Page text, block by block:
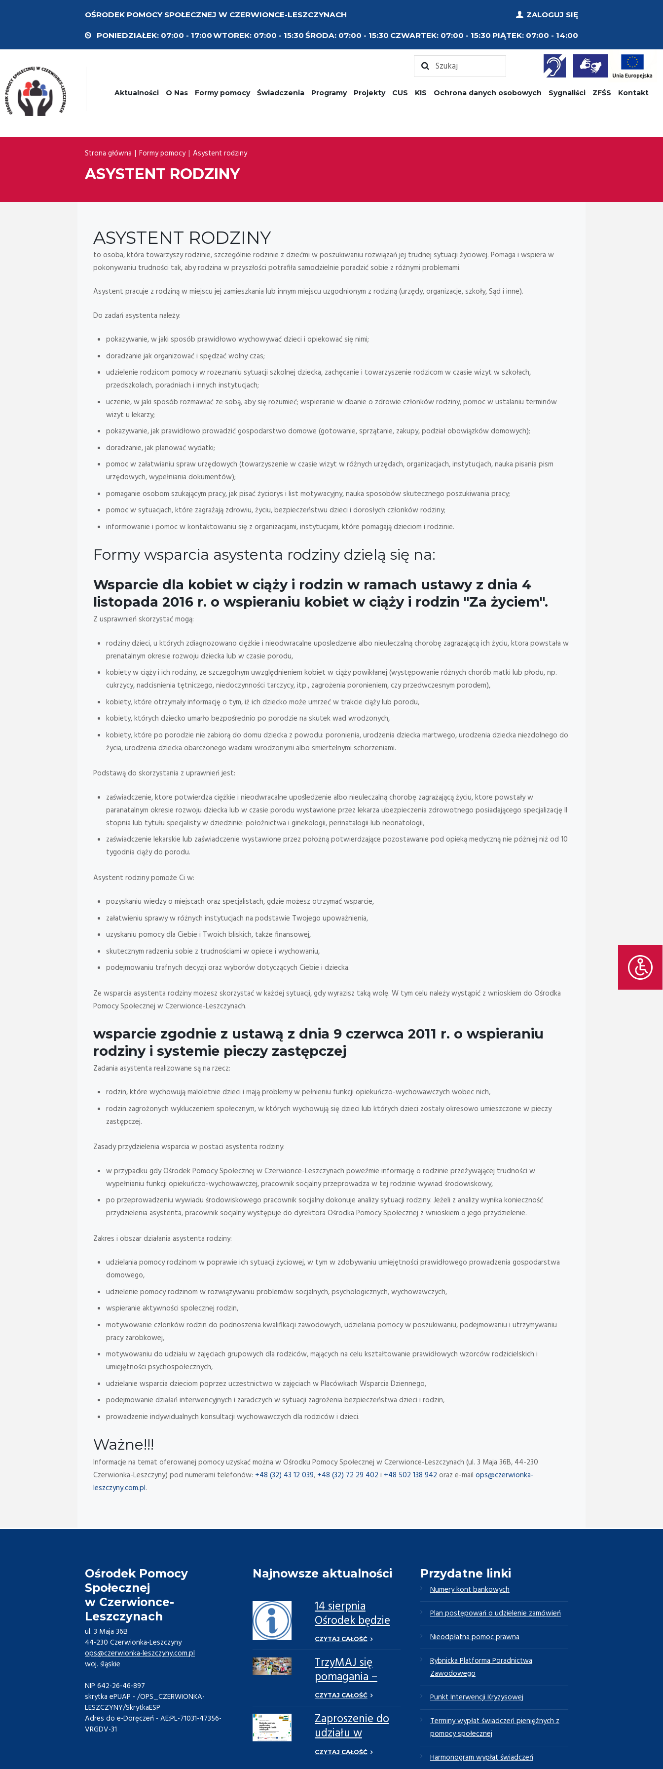
OŚRODEK POMOCY SPOŁECZNEJ W CZERWIONCE-LESZCZYNACH ZALOGUJ SIĘ
PONIEDZIAŁEK: 07:00 - 17:00WTOREK: 07:00 - 15:30 ŚRODA: 07:00 - 15:30 CZWARTEK: 07:00 - 15:30 PIĄTEK: 07:00 - 14:00
Aktualności O Nas Formy pomocy Świadczenia Programy Projekty CUS KIS Ochrona danych osobowych Sygnaliści ZFŚS Kontakt
Strona główna Formy pomocy Asystent rodziny
ASYSTENT RODZINY
ASYSTENT RODZINY
to osoba, która towarzyszy rodzinie, szczególnie rodzinie z dziećmi w poszukiwaniu rozwiązań jej trudnej sytuacji życiowej. Pomaga i wspiera w
pokonywaniu trudności tak, aby rodzina w przyszłości potrafiła samodzielnie poradzić sobie z różnymi problemami.
Asystent pracuje z rodziną w miejscu jej zamieszkania lub innym miejscu uzgodnionym z rodziną (urzędy, organizacje, szkoły, Sąd i inne).
Do zadań asystenta należy:
pokazywanie, w jaki sposób prawidłowo wychowywać dzieci i opiekować się nimi;
doradzanie jak organizować i spędzać wolny czas;
udzielenie rodzicom pomocy w rozeznaniu sytuacji szkolnej dziecka, zachęcanie i towarzyszenie rodzicom w czasie wizyt w szkołach,
przedszkolach, poradniach i innych instytucjach;
uczenie, w jaki sposób rozmawiać ze sobą, aby się rozumieć; wspieranie w dbanie o zdrowie członków rodziny, pomoc w ustalaniu terminów
wizyt u lekarzy;
pokazywanie, jak prawidłowo prowadzić gospodarstwo domowe (gotowanie, sprzątanie, zakupy, podział obowiązków domowych);
doradzanie, jak planować wydatki;
pomoc w załatwianiu spraw urzędowych (towarzyszenie w czasie wizyt w różnych urzędach, organizacjach, instytucjach, nauka pisania pism
urzędowych, wypełniania dokumentów);
pomaganie osobom szukającym pracy, jak pisać życiorys i list motywacyjny, nauka sposobów skutecznego poszukiwania pracy;
pomoc w sytuacjach, które zagrażają zdrowiu, życiu, bezpieczeństwu dzieci i dorosłych członków rodziny;
informowanie i pomoc w kontaktowaniu się z organizacjami, instytucjami, które pomagają dzieciom i rodzinie.
Formy wsparcia asystenta rodziny dzielą się na:
Wsparcie dla kobiet w ciąży i rodzin w ramach ustawy z dnia 4
listopada 2016 r. o wspieraniu kobiet w ciąży i rodzin "Za życiem".
Z usprawnień skorzystać mogą:
rodziny dzieci, u których zdiagnozowano ciężkie i nieodwracalne uposledzenie albo nieuleczalną chorobę zagrażającą ich życiu, ktora powstała w
prenatalnym okresie rozwoju dziecka lub w czasie porodu,
kobiety w ciąży i ich rodziny, ze szczegolnym uwzględnieniem kobiet w ciąży powikłanej (występowanie różnych chorób matki lub płodu, np.
cukrzycy, nadcisnienia tętniczego, niedoczynności tarczycy, itp., zagrożenia poronieniem, czy przedwczesnym porodem),
kobiety, które otrzymały informację o tym, iż ich dziecko może umrzeć w trakcie ciąży lub porodu,
kobiety, których dziecko umarło bezpośrednio po porodzie na skutek wad wrodzonych,
kobiety, które po porodzie nie zabiorą do domu dziecka z powodu: poronienia, urodzenia dziecka martwego, urodzenia dziecka niezdolnego do
życia, urodzenia dziecka obarczonego wadami wrodzonymi albo smiertelnymi schorzeniami.
Podstawą do skorzystania z uprawnień jest:
zaświadczenie, ktore potwierdza ciężkie i nieodwracalne upośledzenie albo nieuleczalną chorobę zagrażającą życiu, ktore powstały w
paranatalnym okresie rozwoju dziecka lub w czasie porodu wystawione przez lekarza ubezpieczenia zdrowotnego posiadającego specjalizację II
stopnia lub tytułu specjalisty w dziedzinie: położnictwa i ginekologii, perinatalogii lub neonatologii,
zaświadczenie lekarskie lub zaświadczenie wystawione przez położną potwierdzające pozostawanie pod opieką medyczną nie póżniej niż od 10
tygodnia ciąży do porodu.
Asystent rodziny pomoże Ci w:
pozyskaniu wiedzy o miejscach oraz specjalistach, gdzie możesz otrzymać wsparcie,
załatwieniu sprawy w różnych instytucjach na podstawie Twojego upoważnienia,
uzyskaniu pomocy dla Ciebie i Twoich bliskich, także finansowej,
skutecznym radzeniu sobie z trudnościami w opiece i wychowaniu,
podejmowaniu trafnych decyzji oraz wyborów dotyczących Ciebie i dziecka.
Ze wsparcia asystenta rodziny możesz skorzystać w każdej sytuacji, gdy wyrazisz taką wolę. W tym celu należy wystąpić z wnioskiem do Ośrodka
Pomocy Społecznej w Czerwionce-Leszczynach.
wsparcie zgodnie z ustawą z dnia 9 czerwca 2011 r. o wspieraniu
rodziny i systemie pieczy zastępczej
Zadania asystenta realizowane są na rzecz:
rodzin, które wychowują maloletnie dzieci i mają problemy w pełnieniu funkcji opiekuńczo-wychowawczych wobec nich,
rodzin zagrożonych wykluczeniem społecznym, w których wychowują się dzieci lub których dzieci zostały okresowo umieszczone w pieczy
zastępczej.
Zasady przydzielenia wsparcia w postaci asystenta rodziny:
w przypadku gdy Ośrodek Pomocy Społecznej w Czerwionce-Leszczynach poweźmie informację o rodzinie przeżywającej trudności w
wypełnianiu funkcji opiekuńczo-wychowawczej, pracownik socjalny przeprowadza w tej rodzinie wywiad środowiskowy,
po przeprowadzeniu wywiadu środowiskowego pracownik socjalny dokonuje analizy sytuacji rodziny. Jeżeli z analizy wynika konieczność
przydzielenia asystenta, pracownik socjalny występuje do dyrektora Ośrodka Pomocy Społecznej z wnioskiem o jego przydzielenie.
Zakres i obszar działania asystenta rodziny:
udzielania pomocy rodzinom w poprawie ich sytuacji życiowej, w tym w zdobywaniu umiejętności prawidłowego prowadzenia gospodarstwa
domowego,
udzielenie pomocy rodzinom w rozwiązywaniu problemów socjalnych, psychologicznych, wychowawczych,
wspieranie aktywności spolecznej rodzin,
motywowanie czlonków rodzin do podnoszenia kwalifikacji zawodowych, udzielania pomocy w poszukiwaniu, podejmowaniu i utrzymywaniu
pracy zarobkowej,
motywowaniu do udziału w zajęciach grupowych dla rodziców, mających na celu kształtowanie prawidłowych wzorców rodzicielskich i
umiejętności psychospołecznych,
udzielanie wsparcia dzieciom poprzez uczestnictwo w zajęciach w Placówkach Wsparcia Dziennego,
podejmowanie działań interwencyjnych i zaradczych w sytuacji zagrożenia bezpieczeństwa dzieci i rodzin,
prowadzenie indywidualnych konsultacji wychowawczych dla rodziców i dzieci.
Ważne!!!
Informacje na temat oferowanej pomocy uzyskać można w Ośrodku Pomocy Społecznej w Czerwionce-Leszczynach (ul. 3 Maja 36B, 44-230
Czerwionka-Leszczyny) pod numerami telefonów: +48 (32) 43 12 039, +48 (32) 72 29 402 i +48 502 138 942 oraz e-mail ops@czerwionka-
leszczyny.com.pl.
Ośrodek Pomocy
Społecznej
w Czerwionce-
Leszczynach
ul. 3 Maja 36B
44-230 Czerwionka-Leszczyny
ops@czerwionka-leszczyny.com.pl
woj. śląskie
NIP 642-26-46-897
skrytka ePUAP - /OPS_CZERWIONKA-
LESZCZYNY/SkrytkaESP
Adres do e-Doręczeń - AE:PL-71031-47356-
VRGDV-31
Najnowsze aktualności
14 sierpnia
Ośrodek będzie
nieczynny
CZYTAJ CAŁOŚĆ
TrzyMAJ się
pomagania –
Razem Możemy
Więcej
CZYTAJ CAŁOŚĆ
Zaproszenie do
udziału w
ankiecie
CZYTAJ CAŁOŚĆ
Przydatne linki
Numery kont bankowych
Plan postępowań o udzielenie zamówień
Nieodpłatna pomoc prawna
Rybnicka Platforma Poradnictwa
Zawodowego
Punkt Interwencji Kryzysowej
Terminy wypłat świadczeń pieniężnych z
pomocy społecznej
Harmonogram wypłat świadczeń